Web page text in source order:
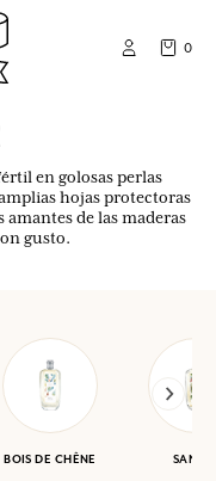
0
en golosas perlas
hojas protectoras
de las maderas
gusto.
BOIS DE CHÊNE